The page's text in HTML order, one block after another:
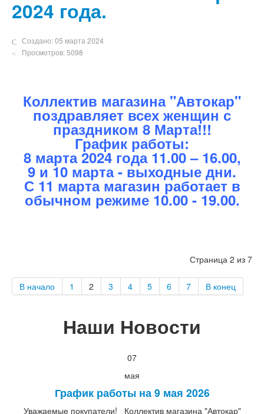
2024 года.
Создано: 05 марта 2024
Просмотров: 5098
Коллектив магазина "Автокар"
поздравляет всех женщин с
праздником 8 Марта!!!
График работы:
8 марта 2024 года 11.00 – 16.00,
9 и 10 марта - выходные дни.
С 11 марта магазин работает в
обычном режиме 10.00 - 19.00.
Страница 2 из 7
В начало 1 2 3 4 5 6 7 В конец
Наши Новости
07
мая
График работы на 9 мая 2026
Уважаемые покупатели! Коллектив магазина "Автокар"